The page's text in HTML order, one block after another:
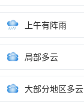
上午有阵雨
局部多云
大部分地区多云